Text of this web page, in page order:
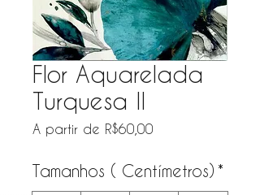
Flor Aquarelada
Turquesa II
A partir de R$60,00
Tamanhos ( Centímetros) *